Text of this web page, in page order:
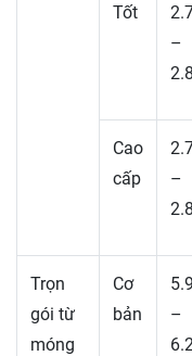
Tốt
–
Cao
cấp
–
Trọn
gói từ
móng
Cơ
bản
–